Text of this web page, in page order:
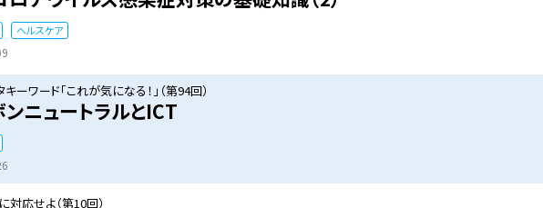
ヘルスケア
ーワード「これが気になる！」（第94回）
ンニュートラルとICT
対応せよ（第10回）